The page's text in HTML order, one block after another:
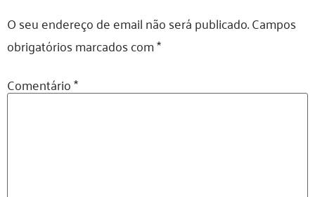
O seu endereço de email não será publicado.Campos
obrigatórios marcados com*
Comentário*